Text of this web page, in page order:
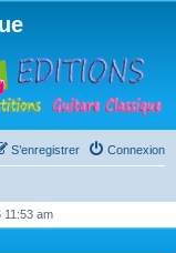
Connexion
S’enregistrer
11:53 am